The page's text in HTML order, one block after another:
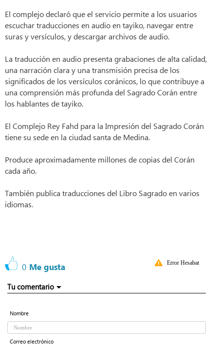
El complejo declaró que el servicio permite a los usuarios
escuchar traducciones en audio en tayiko, navegar entre
suras y versículos, y descargar archivos de audio.
La traducción en audio presenta grabaciones de alta calidad,
una narración clara y una transmisión precisa de los
significados de los versículos coránicos, lo que contribuye a
una comprensión más profunda del Sagrado Corán entre
los hablantes de tayiko.
El Complejo Rey Fahd para la Impresión del Sagrado Corán
tiene su sede en la ciudad santa de Medina.
Produce aproximadamente millones de copias del Corán
cada año.
También publica traducciones del Libro Sagrado en varios
idiomas.
0 Me gusta Error Hesabat
Tu comentario
Nombre
Correo electrónico